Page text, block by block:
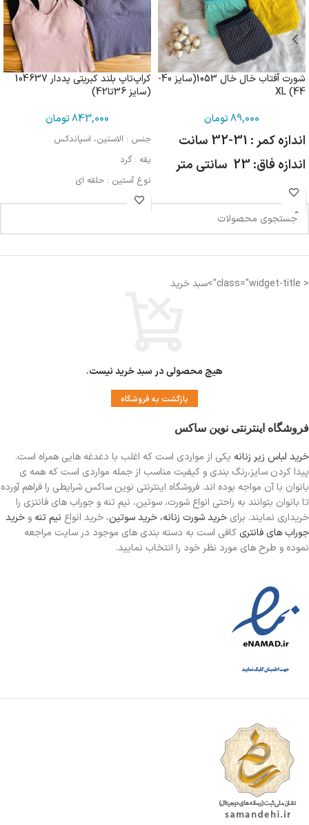
شورت آفتاب خال خال 1053(سایز 40-
44) XL
89,000تومان
اندازه کمر : 31-32 سانت
اندازه فاق: 23 سانتی متر
کراپ‌تاپ بلند کبریتی پددار 104637
(سایز 36تا42)
843,000تومان
جنس : الاستین، اسپاندکس
یقه : گرد
نوع آستین : حلقه ای
مورد استفاده : اسپرت، روزمره، مهمانی
< class="widget-title">سبد خرید
هیچ محصولی در سبد خرید نیست.
بازگشت به فروشگاه
فروشگاه اینترنتی نوین ساکس
خرید لباس زیر زنانه یکی از مواردی است که اغلب با دغدغه هایی همراه است.
پیدا کردن سایز،رنگ بندی و کیفیت مناسب از جمله مواردی است که همه ی
بانوان با آن مواجه بوده اند. فروشگاه اینترنتی نوین ساکس شرایطی را فراهم آورده
تا بانوان بتوانند به راحتی انواع شورت، سوتین، نیم تنه و جوراب های فانتزی را
خریداری نمایند. برای خرید شورت زنانه، خرید سوتین، خرید انواع نیم تنه و خرید
جوراب های فانتری کافی است به دسته بندی های موجود در سایت مراجعه
نموده و طرح های مورد نظر خود را انتخاب نمایید.